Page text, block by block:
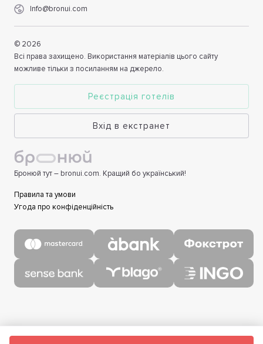
Info@bronui.com
© 2026
Всі права захищено. Використання матеріалів цього сайту
можливе тільки з посиланням на джерело.
Реєстрація готелів
Вхід в екстранет
Бронюй тут – bronui.com. Кращий бо український!
Правила та умови
Угода про конфіденційність